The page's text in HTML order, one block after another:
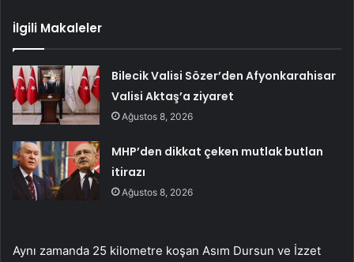
İlgili Makaleler
Bilecik Valisi Sözer’den Afyonkarahisar
Valisi Aktaş’a ziyaret
Ağustos 8, 2026
MHP’den dikkat çeken mutlak butlan
itirazı
Ağustos 8, 2026
Aynı zamanda 25 kilometre koşan Asım Dursun ve İzzet